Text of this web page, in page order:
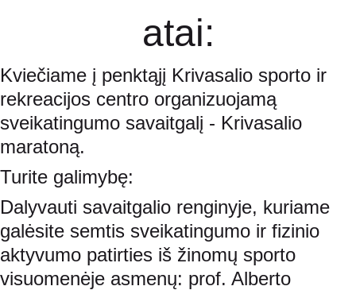
atai:
Kviečiame į penktąjį Krivasalio sporto ir
rekreacijos centro organizuojamą
sveikatingumo savaitgalį - Krivasalio
maratoną.
Turite galimybę:
Dalyvauti savaitgalio renginyje, kuriame
galėsite semtis sveikatingumo ir fizinio
aktyvumo patirties iš žinomų sporto
visuomenėje asmenų: prof. Alberto